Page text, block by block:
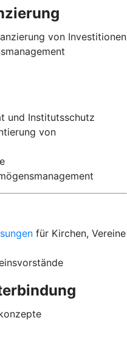
von Investitionen
und Institutsschutz
von
für Kirchen, Vereine